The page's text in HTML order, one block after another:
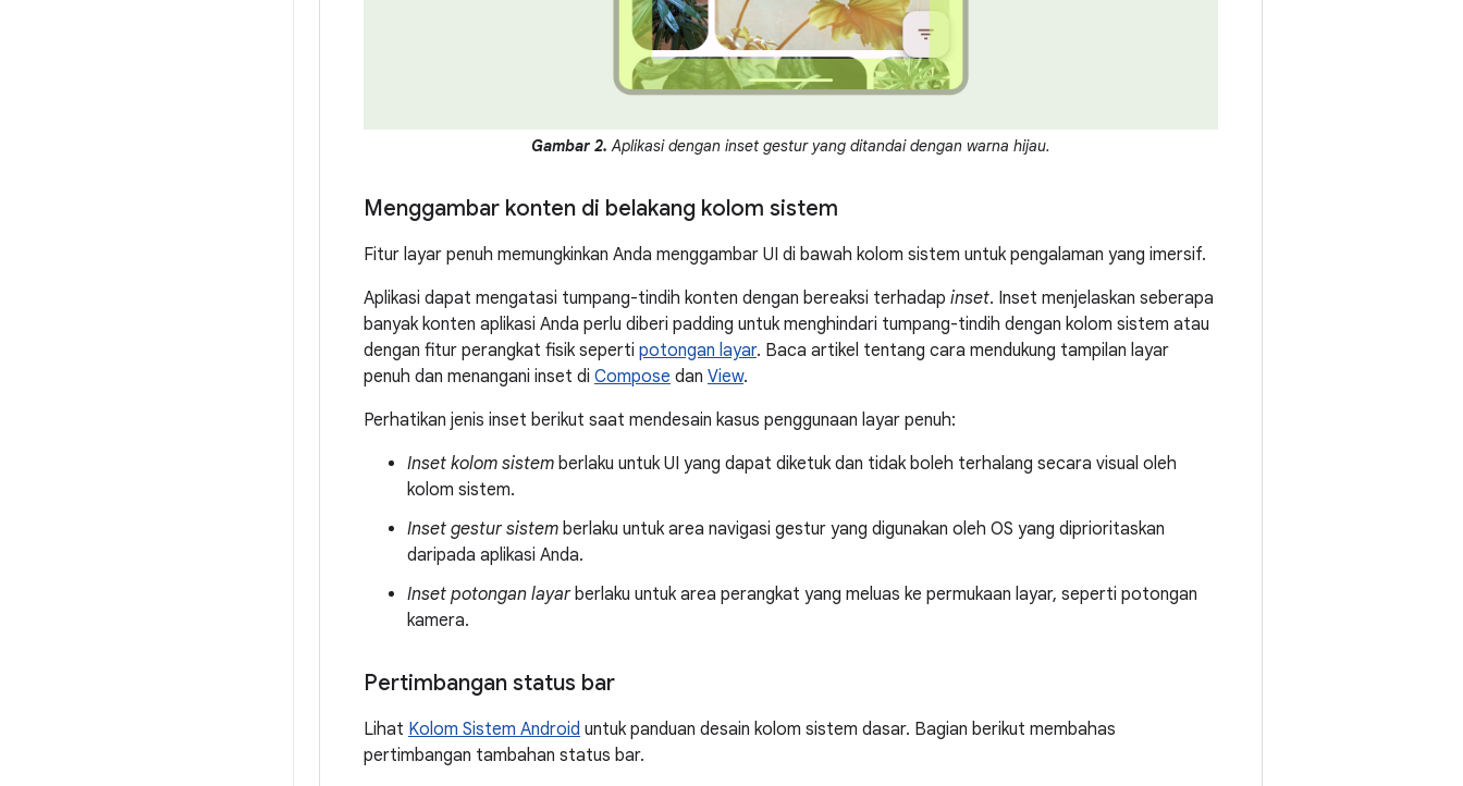
Gambar 2. Aplikasi dengan inset gestur yang ditandai dengan warna hijau.
Menggambar konten di belakang kolom sistem
Fitur layar penuh memungkinkan Anda menggambar UI di bawah kolom sistem untuk pengalaman yang imersif.
Aplikasi dapat mengatasi tumpang-tindih konten dengan bereaksi terhadap inset. Inset menjelaskan seberapa
banyak konten aplikasi Anda perlu diberi padding untuk menghindari tumpang-tindih dengan kolom sistem atau
dengan fitur perangkat fisik seperti potongan layar. Baca artikel tentang cara mendukung tampilan layar
penuh dan menangani inset di Compose dan View.
Perhatikan jenis inset berikut saat mendesain kasus penggunaan layar penuh:
Inset kolom sistem berlaku untuk UI yang dapat diketuk dan tidak boleh terhalang secara visual oleh
kolom sistem.
Inset gestur sistem berlaku untuk area navigasi gestur yang digunakan oleh OS yang diprioritaskan
daripada aplikasi Anda.
Inset potongan layarberlaku untuk area perangkat yang meluas ke permukaan layar, seperti potongan
kamera.
Pertimbangan status bar
Lihat Kolom Sistem Android untuk panduan desain kolom sistem dasar. Bagian berikut membahas
pertimbangan tambahan status bar.